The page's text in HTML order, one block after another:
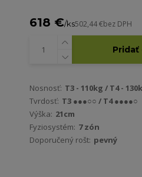
618 €/ks502,44 €bez DPH
Pridať
Nosnosť: T3 - 110kg / T4 -
Tvrdosť: T3 ●●●○○ / T4 ●●●●○
Výška: 21cm
Fyziosystém: 7 zón
Doporučený rošt: pevný